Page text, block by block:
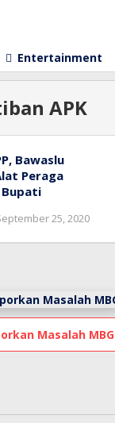
Entertainment
APK
Bawaslu
Peraga
Bupati
25, 2020
tv
Masalah MBG